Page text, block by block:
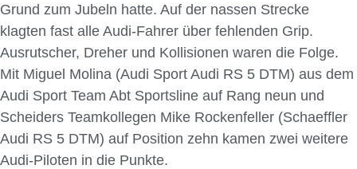
Grund zum Jubeln hatte. Auf der nassen Strecke
klagten fast alle Audi-Fahrer über fehlenden Grip.
Ausrutscher, Dreher und Kollisionen waren die Folge.
Mit Miguel Molina (Audi Sport Audi RS 5 DTM) aus dem
Audi Sport Team Abt Sportsline auf Rang neun und
Scheiders Teamkollegen Mike Rockenfeller (Schaeffler
Audi RS 5 DTM) auf Position zehn kamen zwei weitere
Audi-Piloten in die Punkte.